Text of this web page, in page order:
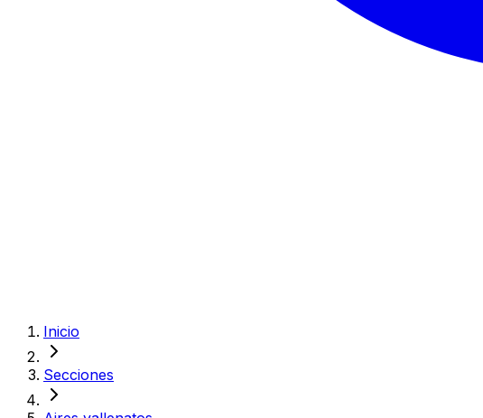
Inicio
Secciones